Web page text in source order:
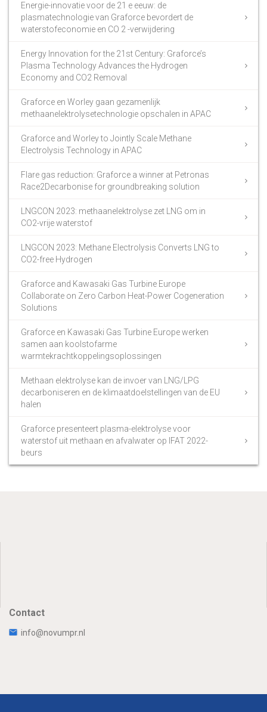
Energie-innovatie voor de 21 e eeuw: de
plasmatechnologie van Graforce bevordert de
waterstofeconomie en CO 2 -verwijdering
Energy Innovation for the 21st Century: Graforce’s
Plasma Technology Advances the Hydrogen
Economy and CO2 Removal
Graforce en Worley gaan gezamenlijk
methaanelektrolysetechnologie opschalen in APAC
Graforce and Worley to Jointly Scale Methane
Electrolysis Technology in APAC
Flare gas reduction: Graforce a winner at Petronas
Race2Decarbonise for groundbreaking solution
LNGCON 2023: methaanelektrolyse zet LNG om in
CO2-vrije waterstof
LNGCON 2023: Methane Electrolysis Converts LNG to
CO2-free Hydrogen
Graforce and Kawasaki Gas Turbine Europe
Collaborate on Zero Carbon Heat-Power Cogeneration
Solutions
Graforce en Kawasaki Gas Turbine Europe werken
samen aan koolstofarme
warmtekrachtkoppelingsoplossingen
Methaan elektrolyse kan de invoer van LNG/LPG
decarboniseren en de klimaatdoelstellingen van de EU
halen
Graforce presenteert plasma-elektrolyse voor
waterstof uit methaan en afvalwater op IFAT 2022-
beurs
Contact
info@novumpr.nl